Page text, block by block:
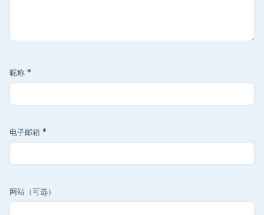
昵称 *
电子邮箱 *
网站（可选）